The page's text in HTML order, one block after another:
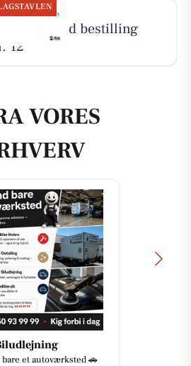
med bestilling
12
VORES
bare et autoværksted 🚗